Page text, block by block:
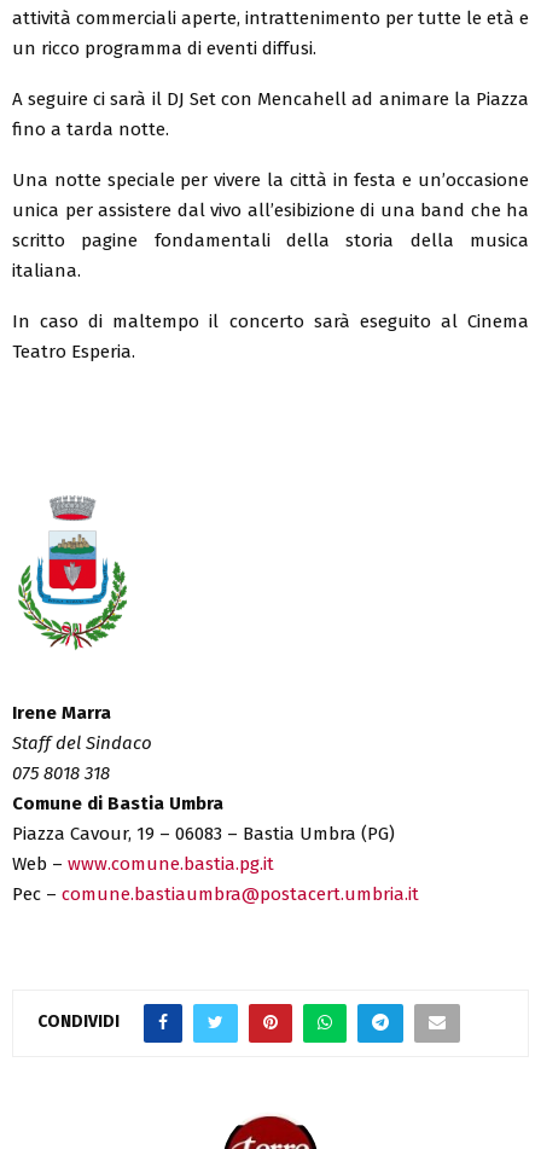
attività commerciali aperte, intrattenimento per tutte le età e
un ricco programma di eventi diffusi.
A seguire ci sarà il DJ Set con Mencahell ad animare la Piazza
fino a tarda notte.
Una notte speciale per vivere la città in festa e un’occasione
unica per assistere dal vivo all’esibizione di una band che ha
scritto pagine fondamentali della storia della musica
italiana.
In caso di maltempo il concerto sarà eseguito al Cinema
Teatro Esperia.
Irene Marra
Staff del Sindaco
075 8018 318
Comune di Bastia Umbra
Piazza Cavour, 19 – 06083 – Bastia Umbra (PG)
Web – www.comune.bastia.pg.it
Pec – comune.bastiaumbra@postacert.umbria.it
CONDIVIDI